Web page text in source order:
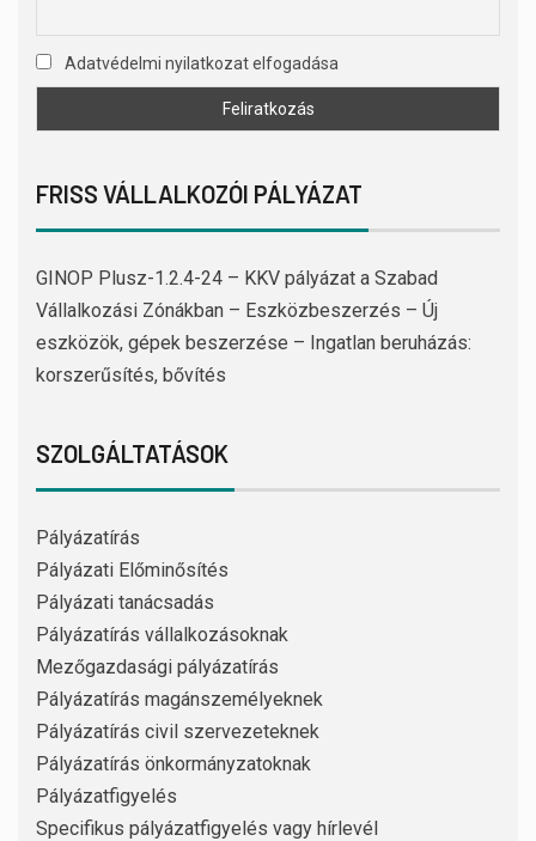
Adatvédelmi nyilatkozat elfogadása
FRISS VÁLLALKOZÓI PÁLYÁZAT
GINOP Plusz-1.2.4-24 – KKV pályázat a Szabad
Vállalkozási Zónákban – Eszközbeszerzés – Új
eszközök, gépek beszerzése – Ingatlan beruházás:
korszerűsítés, bővítés
SZOLGÁLTATÁSOK
Pályázatírás
Pályázati Előminősítés
Pályázati tanácsadás
Pályázatírás vállalkozásoknak
Mezőgazdasági pályázatírás
Pályázatírás magánszemélyeknek
Pályázatírás civil szervezeteknek
Pályázatírás önkormányzatoknak
Pályázatfigyelés
Specifikus pályázatfigyelés vagy hírlevél